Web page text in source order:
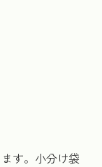
す。小分け袋